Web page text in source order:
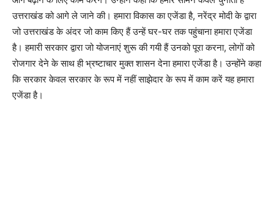
उत्तराखंड को आगे ले जाने की। हमारा विकास का एजेंडा है, नरेंद्र मोदी के द्वारा
जो उत्तराखंड के अंदर जो काम किए हैं उन्हें घर-घर तक पहुंचाना हमारा एजेंडा
है। हमारी सरकार द्वारा जो योजनाएं शुरू की गयी हैं उनको पूरा करना, लोगों को
रोजगार देने के साथ ही भ्रष्टाचार मुक्त शासन देना हमारा एजेंडा है। उन्होंने कहा
कि सरकार केवल सरकार के रूप में नहीं साझेदार के रूप में काम करें यह हमारा
एजेंडा है।